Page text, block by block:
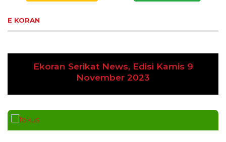
E KORAN
Ekoran Serikat News, Edisi Kamis 9
November 2023